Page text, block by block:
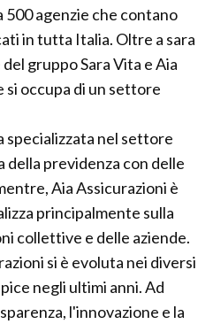
agenzie che contano
in tutta Italia. Oltre a sara
gruppo Sara Vita e Aia
si occupa di un settore
specializzata nel settore
della previdenza con delle
Aia Assicurazioni è
principalmente sulla
collettive e delle aziende.
si è evoluta nei diversi
negli ultimi anni. Ad
l'innovazione e la